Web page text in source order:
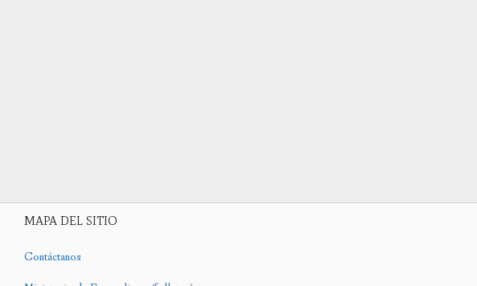
MAPA DEL SITIO
Contáctanos